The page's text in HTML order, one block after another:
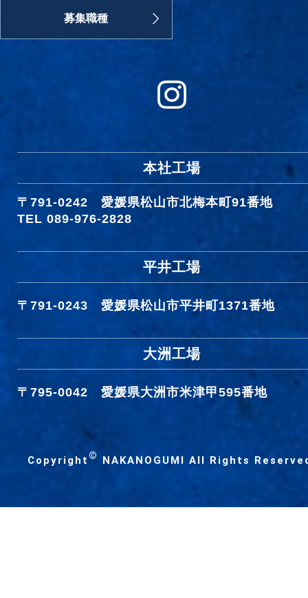
募集職種
本社工場
〒791-0242 愛媛県松山市北梅本町91番地
TEL 089-976-2828
平井工場
〒791-0243 愛媛県松山市平井町1371番地
大洲工場
〒795-0042 愛媛県大洲市米津甲595番地
Copyright © NAKANOGUMI All Rights